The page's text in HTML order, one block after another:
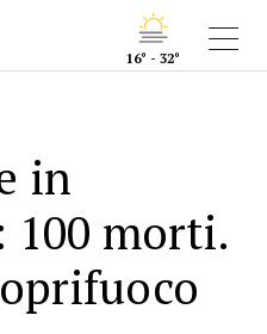
16° - 32°
in
100 morti.